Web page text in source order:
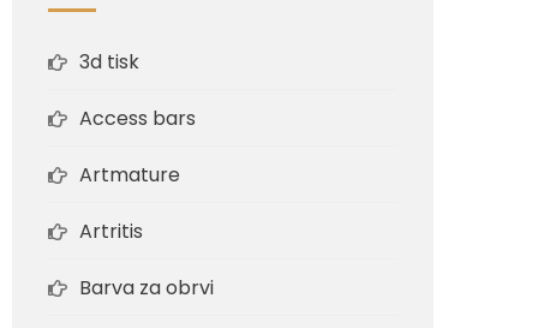
3d tisk
Access bars
Artmature
Artritis
Barva za obrvi